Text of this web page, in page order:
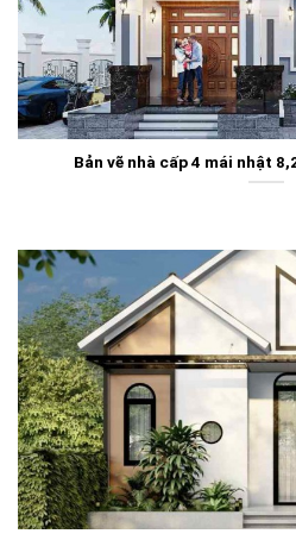
Bản vẽ nhà cấp 4 mái nhật